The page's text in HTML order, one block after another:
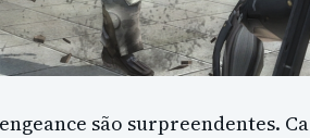
são surpreendentes.